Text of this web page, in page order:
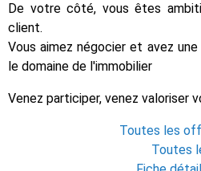
De votre côté, vous êtes
client.
Vous aimez négocier et avez
le domaine de l'immobilier
Venez participer, venez valoriser
Toutes les
Toutes